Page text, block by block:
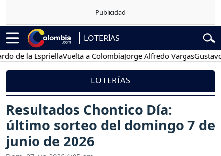
LOTERÍAS
la EspriellaVuelta a ColombiaJorge Alfredo VargasGustavo
LOTERÍAS
Resultados Chontico Día:
último sorteo del domingo 7 de
junio de 2026